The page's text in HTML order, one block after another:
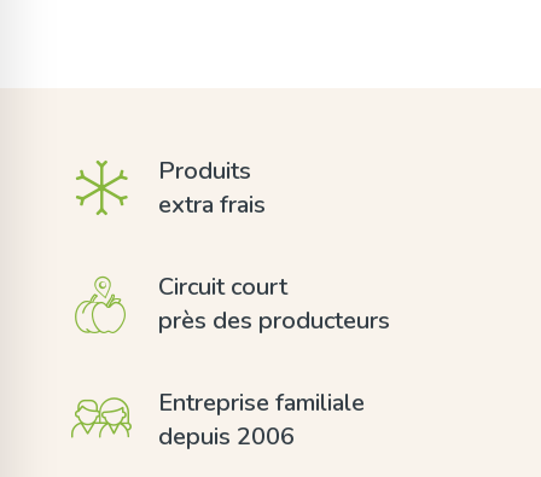
Produits
extra frais
Circuit court
près des producteurs
Entreprise familiale
depuis 2006